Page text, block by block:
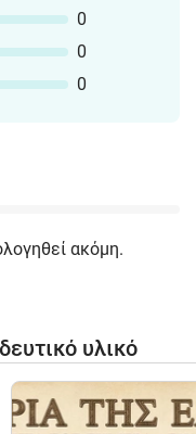
0
0
0
ακόμη.
υλικό